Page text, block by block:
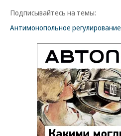
Подписывайтесь на темы:
Антимонопольное регулирование